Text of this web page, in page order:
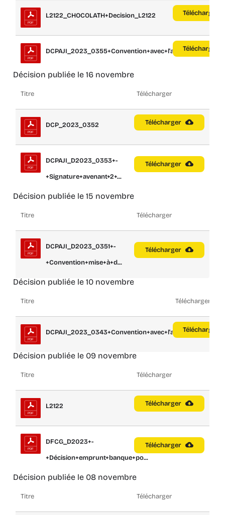
L2122_CHOCOLATH+Decision_L2122 Télécharger
DCPAJI_2023_0355+Convention+avec+l'assoc...Télécharger
Décision publiée le 16 novembre
Titre Télécharger
DCP_2023_0352 Télécharger
DCPAJI_D2023_0353+-
+Signature+avenant+2+...
Télécharger
Décision publiée le 15 novembre
Titre Télécharger
DCPAJI_D2023_0351+-
+Convention+mise+à+d...
Télécharger
Décision publiée le 10 novembre
Titre Télécharger
DCPAJI_2023_0343+Convention+avec+l'assoc...Télécharger
Décision publiée le 09 novembre
Titre Télécharger
L2122 Télécharger
DFCG_D2023+-
+Décision+emprunt+banque+po...
Télécharger
Décision publiée le 08 novembre
Titre Télécharger